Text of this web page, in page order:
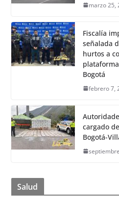
marzo 25,
Fiscalía
señalada
hurtos a
Bogotá
febrero 7,
cargado
Bogotá-
Salud